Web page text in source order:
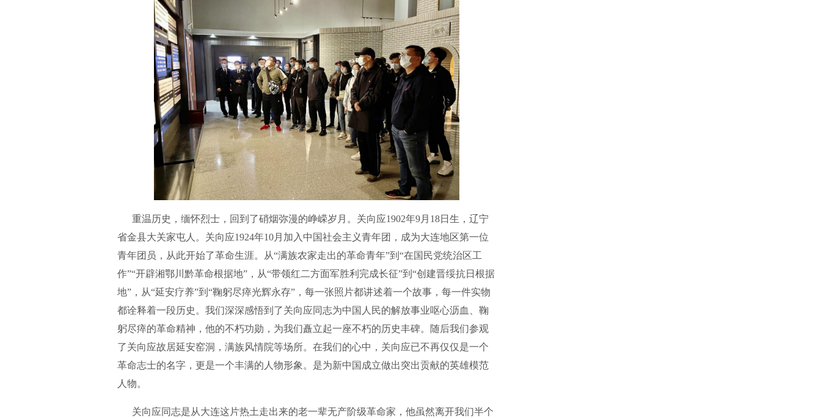
重温历史，缅怀烈士，回到了硝烟弥漫的峥嵘岁月。关向应1902年9月18日生，辽宁
省金县大关家屯人。关向应1924年10月加入中国社会主义青年团，成为大连地区第一位
青年团员，从此开始了革命生涯。从“满族农家走出的革命青年”到“在国民党统治区工
作”“开辟湘鄂川黔革命根据地”，从“带领红二方面军胜利完成长征”到“创建晋绥抗日根据
地”，从“延安疗养”到“鞠躬尽瘁光辉永存”，每一张照片都讲述着一个故事，每一件实物
都诠释着一段历史。我们深深感悟到了关向应同志为中国人民的解放事业呕心沥血、鞠
躬尽瘁的革命精神，他的不朽功勋，为我们矗立起一座不朽的历史丰碑。随后我们参观
了关向应故居延安窑洞，满族风情院等场所。在我们的心中，关向应已不再仅仅是一个
革命志士的名字，更是一个丰满的人物形象。是为新中国成立做出突出贡献的英雄模范
人物。
关向应同志是从大连这片热土走出来的老一辈无产阶级革命家，他虽然离开我们半个